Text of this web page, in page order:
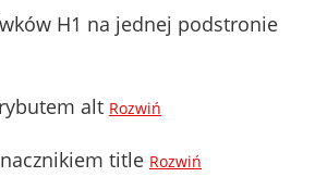
H1 na jednej podstronie
alt Rozwiń
title Rozwiń